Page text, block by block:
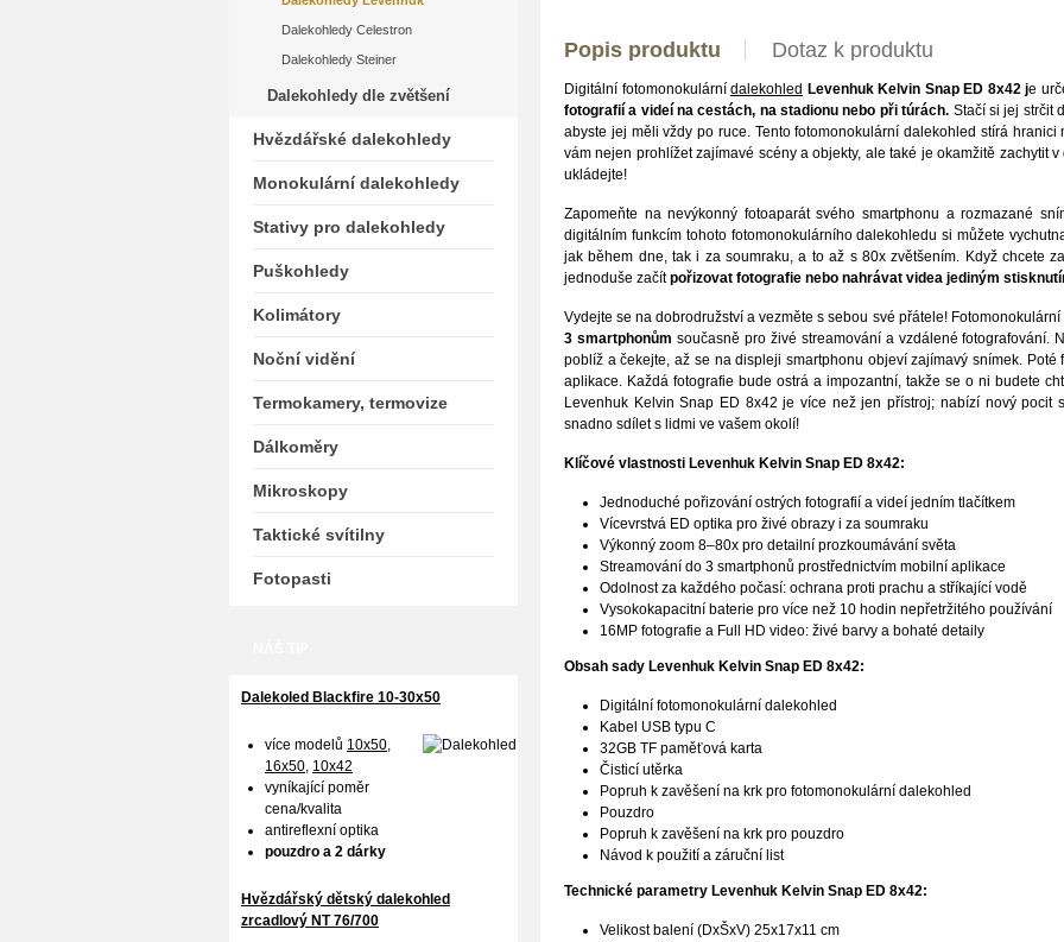
Popis produktu Dotaz k produktu
Digitální fotomonokulárnídalekohled Levenhuk Kelvin Snap ED 8x42 je
fotografií a videí na cestách, na stadionu nebo při túrách. Stačí si jej strčit
abyste jej měli vždy po ruce. Tento fotomonokulární dalekohled stírá
vám nejen prohlížet zajímavé scény a objekty, ale také je okamžitě zachytit
ukládejte!
Zapomeňte na nevýkonný fotoaparát svého smartphonu a rozmazané
digitálním funkcím tohoto fotomonokulárního dalekohledu si můžete
jak během dne, tak i za soumraku, a to až s 80x zvětšením. Když chcete
jednoduše začítpořizovat fotografie nebo nahrávat videa jediným
Vydejte se na dobrodružství a vezměte s sebou své přátele! Fotomonokulární
3 smartphonům současně pro živé streamování a vzdálené fotografování.
poblíž a čekejte, až se na displeji smartphonu objeví zajímavý snímek.
aplikace. Každá fotografie bude ostrá a impozantní, takže se o ni budete
Levenhuk Kelvin Snap ED 8x42 je více než jen přístroj; nabízí nový pocit
snadno sdílet s lidmi ve vašem okolí!
Klíčové vlastnosti Levenhuk Kelvin Snap ED 8x42:
Jednoduché pořizování ostrých fotografií a videí jedním tlačítkem
Vícevrstvá ED optika pro živé obrazy i za soumraku
Výkonný zoom 8–80x pro detailní prozkoumávání světa
Streamování do 3 smartphonů prostřednictvím mobilní aplikace
Odolnost za každého počasí: ochrana proti prachu a stříkající vodě
Vysokokapacitní baterie pro více než 10 hodin nepřetržitého používání
16MP fotografie a Full HD video: živé barvy a bohaté detaily
Obsah sady Levenhuk Kelvin Snap ED 8x42:
Digitální fotomonokulární dalekohled
Kabel USB typu C
32GB TF paměťová karta
Čisticí utěrka
Popruh k zavěšení na krk pro fotomonokulární dalekohled
Pouzdro
Popruh k zavěšení na krk pro pouzdro
Návod k použití a záruční list
Technické parametry Levenhuk Kelvin Snap ED 8x42:
Velikost balení (DxŠxV) 25x17x11 cm
Dalekohledy Celestron
Dalekohledy Steiner
Dalekohledy dle zvětšení
Hvězdářské dalekohledy
Monokulární dalekohledy
Stativy pro dalekohledy
Puškohledy
Kolimátory
Noční vidění
Termokamery, termovize
Dálkoměry
Mikroskopy
Taktické svítilny
Fotopasti
Dalekoled Blackfire 10-30x50
více modelů 10x50,
16x50, 10x42
vyníkající poměr
cena/kvalita
antireflexní optika
pouzdro a 2 dárky
Hvězdářský dětský dalekohled
zrcadlový NT 76/700